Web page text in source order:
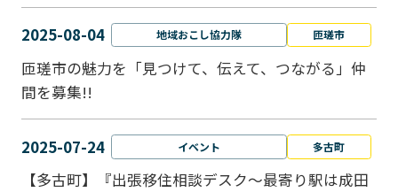
2025-08-04 地域おこし協力隊 匝瑳市
匝瑳市の魅力を「見つけて、伝えて、つながる」仲
間を募集!!
2025-07-24 イベント 多古町
【多古町】『出張移住相談デスク～最寄り駅は成田